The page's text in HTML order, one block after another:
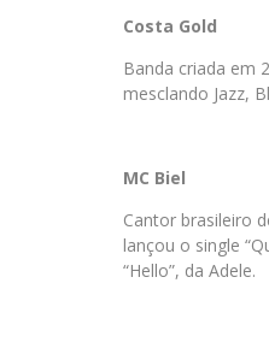
Costa Gold
Banda criada em
mesclando Jazz,
MC Biel
Cantor brasileiro
lançou o single
“Hello”, da Adele.